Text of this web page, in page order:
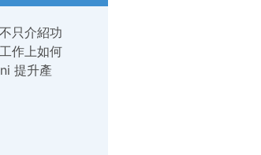
只介紹功
作上如何
提升產